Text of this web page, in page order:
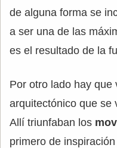
de alguna forma se
a ser una de las
es el resultado de la
Por otro lado hay que
arquitectónico que se
Allí triunfaban los
primero de